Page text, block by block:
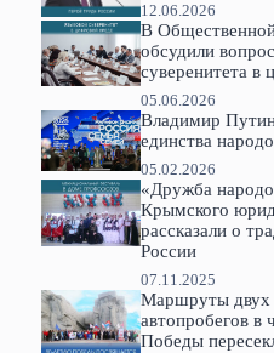
12.06.2026
В
обсудили
суверенитета в
05.06.2026
Владимир
единства
05.02.2026
«Дружба
Крымского
рассказали о
России
07.11.2025
Маршруты двух
автопробегов в
Победы